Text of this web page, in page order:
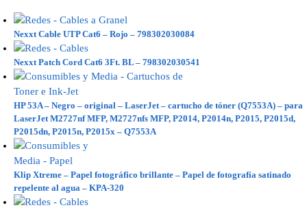
Nexxt Cable UTP Cat6 – Rojo – 798302030084
Nexxt Patch Cord Cat6 3Ft. BL – 798302030541
HP 53A – Negro – original – LaserJet – cartucho de tóner (Q7553A) – para
LaserJet M2727nf MFP, M2727nfs MFP, P2014, P2014n, P2015, P2015d,
P2015dn, P2015n, P2015x – Q7553A
Klip Xtreme – Papel fotográfico brillante – Papel de fotografía satinado
repelente al agua – KPA-320